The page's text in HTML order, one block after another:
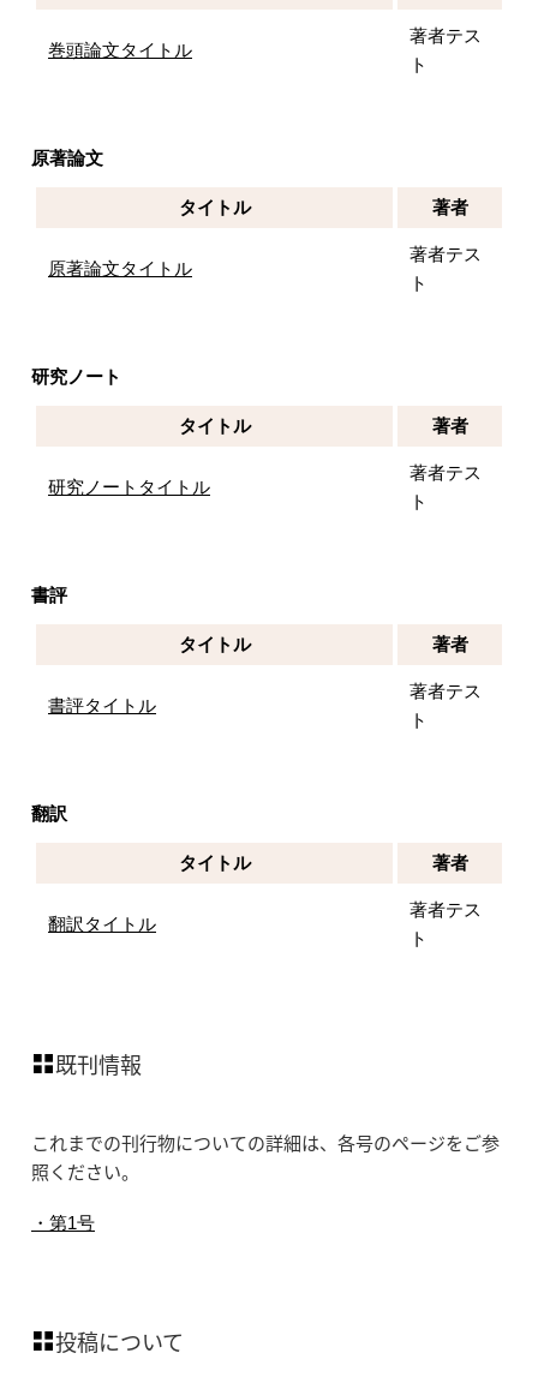
巻頭論文タイトル
著者テス
ト
原著論文
タイトル 著者
原著論文タイトル
著者テス
ト
研究ノート
タイトル 著者
研究ノートタイトル
著者テス
ト
書評
タイトル 著者
書評タイトル
著者テス
ト
翻訳
タイトル 著者
翻訳タイトル
著者テス
ト
既刊情報
これまでの刊行物についての詳細は、各号のページをご参
照ください。
・第1号
投稿について